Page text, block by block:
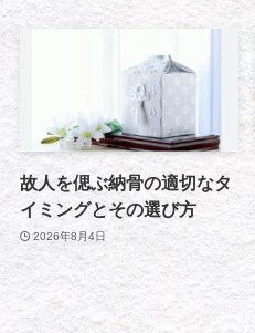
故人を偲ぶ納骨の適切なタ
イミングとその選び方
2026年8月4日